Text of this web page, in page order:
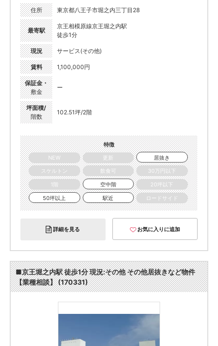
住所 東京都八王子市堀之内三丁目28
最寄駅
京王相模原線京王堀之内駅
徒歩1分
現況 サービス(その他)
賃料 1,100,000円
保証金・
敷金
ー
坪面積/
階数
102.51坪/2階
特徴
NEW
更新
居抜き
スケルトン
飲食可
30万円以下
1階
空中階
20坪以下
50坪以上
駅近 ロードサイド
詳細を見る お気に入りに追加
■京王堀之内駅 徒歩1分 現況:その他 その他居抜きなど物件
【業種相談】 (170331)